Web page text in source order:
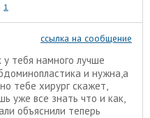
1
ссылка на сообщение
тебя намного лучше
и нужна,а
тебе хирург скажет,
уже все знать что и как,
объяснили теперь